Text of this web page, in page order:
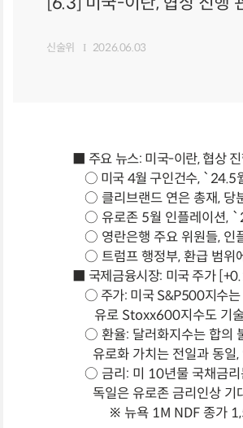
신술위 2026.06.03
■ 주요 뉴스: 미국-이란, 협상
○ 미국 4월 구인건수, `24.5
○ 클리브랜드 연은 총재, 당
○ 유로존 5월 인플레이션,
○ 영란은행 주요 위원들, 인
○ 트럼프 행정부, 환급 범위
■ 국제금융시장: 미국 주가
○ 주가: 미국 S&P500지수는
유로 Stoxx600지수도 기
○ 환율: 달러화지수는 합의
유로화 가치는 전일과 동
○ 금리: 미 10년물 국채금리
독일은 유로존 금리인상
※ 뉴욕 1M NDF 종가